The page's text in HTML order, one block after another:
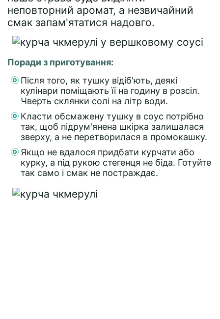
неповторний аромат, а незвичайний
смак запам'ятатися надовго.
Поради з приготування:
Після того, як тушку відіб'ють, деякі
кулінари поміщають її на годину в розсіл.
Чверть склянки солі на літр води.
Класти обсмажену тушку в соус потрібно
так, щоб підрум'янена шкірка залишалася
зверху, а не перетворилася в промокашку.
Якщо не вдалося придбати курчати або
курку, а під рукою стегенця не біда. Готуйте
так само і смак не постраждає.